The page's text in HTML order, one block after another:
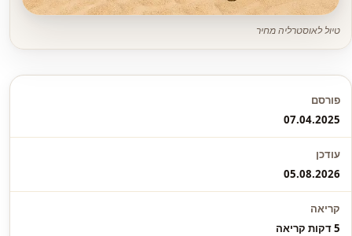
טיול לאוסטרליה מחיר
פורסם
07.04.2025
עודכן
05.08.2026
קריאה
5 דקות קריאה